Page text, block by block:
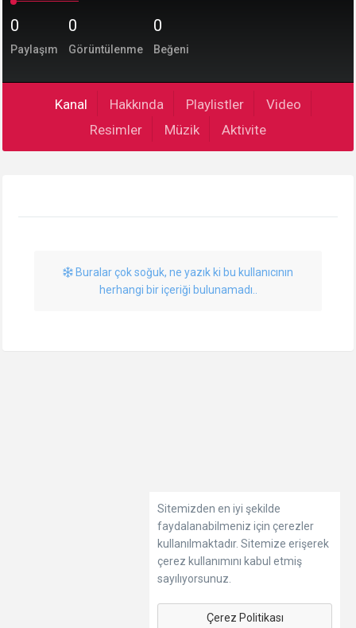
0
Paylaşım
0
Görüntülenme
0
Beğeni
Kanal Hakkında Playlistler
Video
Resimler
Müzik Aktivite
Buralar çok soğuk, ne yazık ki bu kullanıcının
herhangi bir içeriği bulunamadı..
Sitemizden en iyi şekilde
faydalanabilmeniz için çerezler
kullanılmaktadır. Sitemize erişerek
çerez kullanımını kabul etmiş
sayılıyorsunuz.
Çerez Politikası